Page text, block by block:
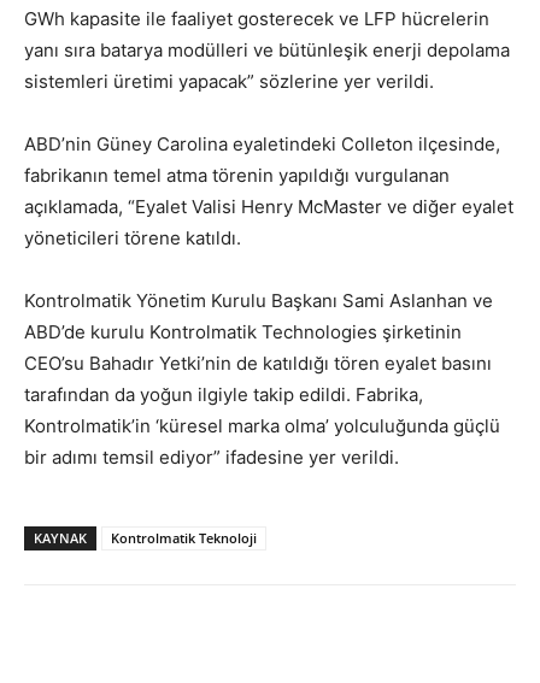
GWh kapasite ile faaliyet gosterecek ve LFP hücrelerin
yanı sıra batarya modülleri ve bütünleşik enerji depolama
sistemleri üretimi yapacak” sözlerine yer verildi.
ABD’nin Güney Carolina eyaletindeki Colleton ilçesinde,
fabrikanın temel atma törenin yapıldığı vurgulanan
açıklamada, “Eyalet Valisi Henry McMaster ve diğer eyalet
yöneticileri törene katıldı.
Kontrolmatik Yönetim Kurulu Başkanı Sami Aslanhan ve
ABD’de kurulu Kontrolmatik Technologies şirketinin
CEO’su Bahadır Yetki’nin de katıldığı tören eyalet basını
tarafından da yoğun ilgiyle takip edildi. Fabrika,
Kontrolmatik’in ‘küresel marka olma’ yolculuğunda güçlü
bir adımı temsil ediyor” ifadesine yer verildi.
KAYNAK Kontrolmatik Teknoloji